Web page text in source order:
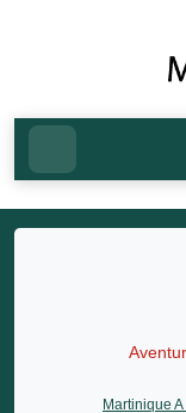
Martinique A